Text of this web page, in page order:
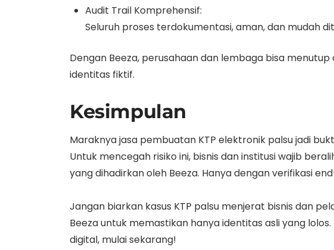
Audit Trail Komprehensif:
Seluruh proses terdokumentasi, aman, dan mudah
Dengan Beeza, perusahaan dan lembaga bisa
identitas fiktif.
Kesimpulan
Maraknya jasa pembuatan KTP elektronik palsu jadi
Untuk mencegah risiko ini, bisnis dan institusi wajib
yang dihadirkan oleh Beeza. Hanya dengan verifikasi
Jangan biarkan kasus KTP palsu menjerat bisnis dan
Beeza untuk memastikan hanya identitas asli yang
digital, mulai sekarang!